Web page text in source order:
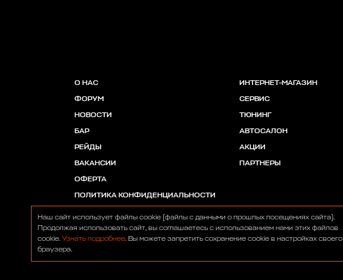
О НАС
ФОРУМ
НОВОСТИ
БАР
РЕЙДЫ
ВАКАНСИИ
ОФЕРТА
ПОЛИТИКА КОНФИДЕНЦИАЛЬНОСТИ
ИНТЕРНЕТ-МАГАЗИН
СЕРВИС
ТЮНИНГ
АВТОСАЛОН
АКЦИИ
ПАРТНЕРЫ
Наш сайт использует файлы cookie (файлы с данными о прошлых посещениях сайта).
Продолжая использовать сайт, вы соглашаетесь с использованием нами этих файлов
cookie. Узнать подробнее. Вы можете запретить сохранение cookie в настройках своего
браузера.